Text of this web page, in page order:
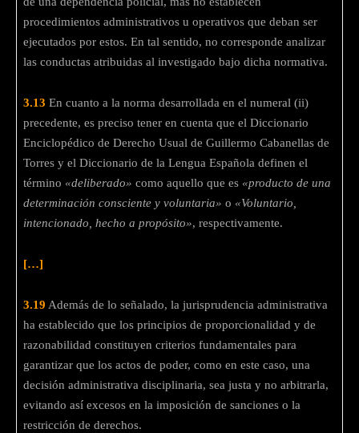
procedimientos administrativos u operativos que deban ser
ejecutados por estos. En tal sentido, no corresponde analizar
las conductas atribuidas al investigado bajo dicha normativa.
3.13 En cuanto a la norma desarrollada en el numeral (ii)
precedente, es preciso tener en cuenta que el Diccionario
Enciclopédico de Derecho Usual de Guillermo Cabanellas de
Torres y el Diccionario de la Lengua Española definen el
término «deliberado» como aquello que es «producto de una
determinación consciente y voluntaria» o «Voluntario,
intencionado, hecho a propósito», respectivamente.
[…]
3.19 Además de lo señalado, la jurisprudencia administrativa
ha establecido que los principios de proporcionalidad y de
razonabilidad constituyen criterios fundamentales para
garantizar que los actos de poder, como en este caso, una
decisión administrativa disciplinaria, sea justa y no arbitrarla,
evitando así excesos en la imposición de sanciones o la
restricción de derechos.